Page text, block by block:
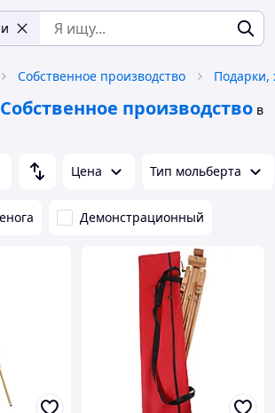
Собственное производство Подарки,
Собственное производство в
Цена Тип мольберта
Демонстрационный